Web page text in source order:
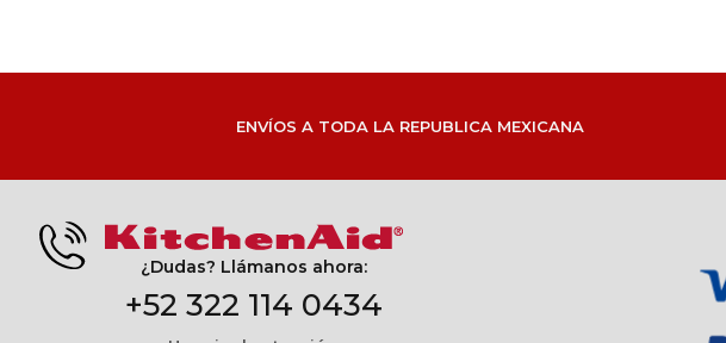
ENVÍOS A TODA LA REPUBLICA MEXICANA
¿Dudas? Llámanos ahora:
+52 322 114 0434